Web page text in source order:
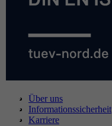
Über uns
Informationssicherheit
Karriere